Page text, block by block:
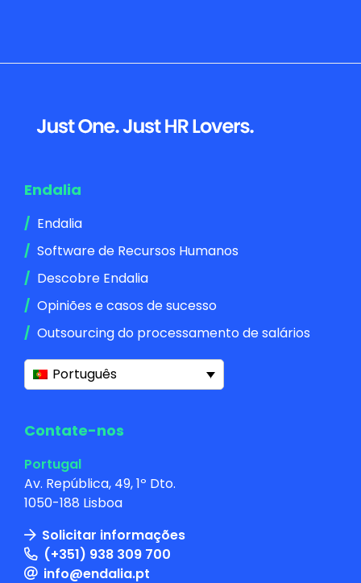
Footer
Endalia
Endalia
Software de Recursos Humanos
Descobre Endalia
Opiniões e casos de sucesso
Outsourcing do processamento de salários
Português
Contate-nos
Portugal
Av. República, 49, 1º Dto.
1050-188 Lisboa
Solicitar informações
(+351) 938 309 700
info@endalia.pt